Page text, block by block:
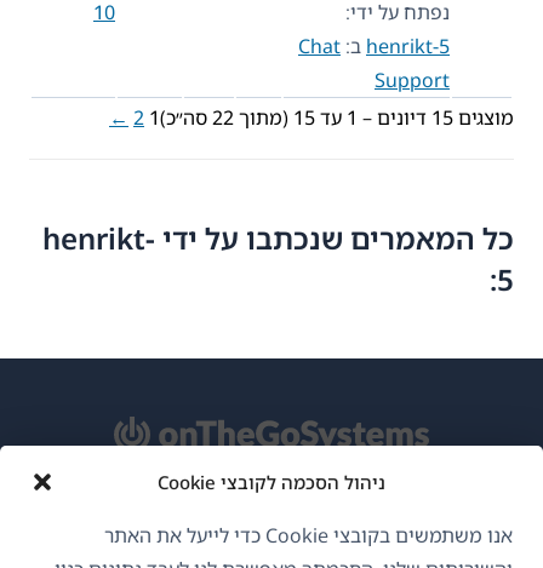
ניהול הסכמה לקובצי Cookie
אנו משתמשים בקובצי Cookie כדי לייעל את האתר
נפתח על ידי:
henrikt-5 ב: Chat
Support
10
מוצגים 15 דיונים – 1 עד 15 (מתוך 22 סה״כ) 1
2
←
כל המאמרים שנכתבו על ידי henrikt-
5:
GDPR ומדיניות פרטיות